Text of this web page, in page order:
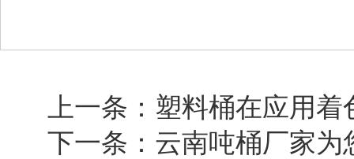
上一条：塑料桶在应用
下一条：云南吨桶厂家